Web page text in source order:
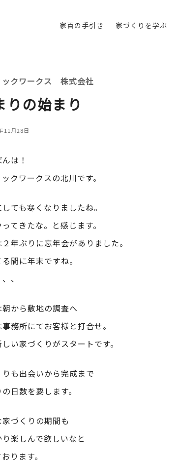
家百の手引き 家づくりを学ぶ
ックワークス 株式会社
りの始まり
11月28日
は！
クワークスの北川です。
ても寒くなりましたね。
てきたな。と感じます。
年ぶりに忘年会がありました。
間に年末ですね。
、
から敷地の調査へ
務所にてお客様と打合せ。
しい家づくりがスタートです。
も出会いから完成まで
日数を要します。
づくりの期間も
り楽しんで欲しいなと
ります。